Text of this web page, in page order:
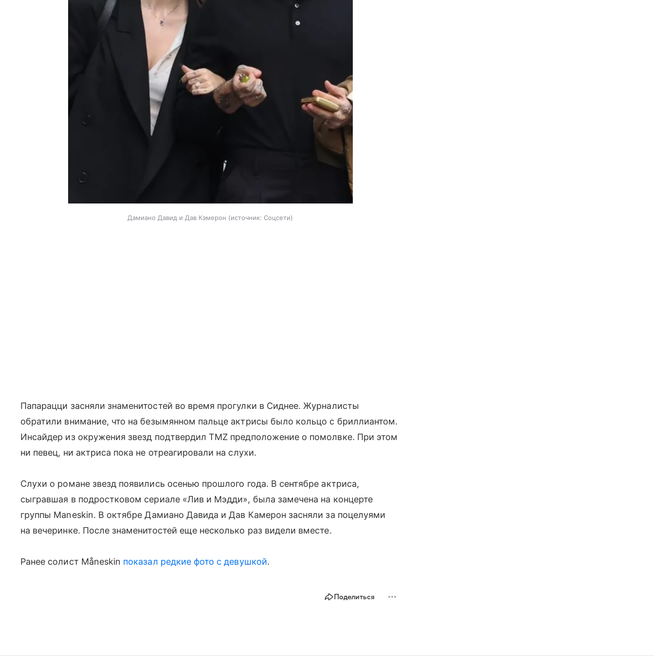
Дамиано Давид и Дав Кэмерон источник: Соцсети
Папарацци засняли знаменитостей во время прогулки в Сиднее. Журналисты
обратили внимание, что на безымянном пальце актрисы было кольцо с бриллиантом.
Инсайдер из окружения звезд подтвердил TMZ предположение о помолвке. При этом
ни певец, ни актриса пока не отреагировали на слухи.
Слухи о романе звезд появились осенью прошлого года. В сентябре актриса,
сыгравшая в подростковом сериале «Лив и Мэдди», была замечена на концерте
группы Maneskin. В октябре Дамиано Давида и Дав Камерон засняли за поцелуями
на вечеринке. После знаменитостей еще несколько раз видели вместе.
Ранее солист Måneskin показал редкие фото с девушкой.
Поделиться